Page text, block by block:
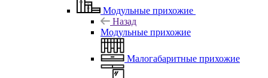
Модульные прихожие
Назад
Модульные прихожие
Малогабаритные прихожие